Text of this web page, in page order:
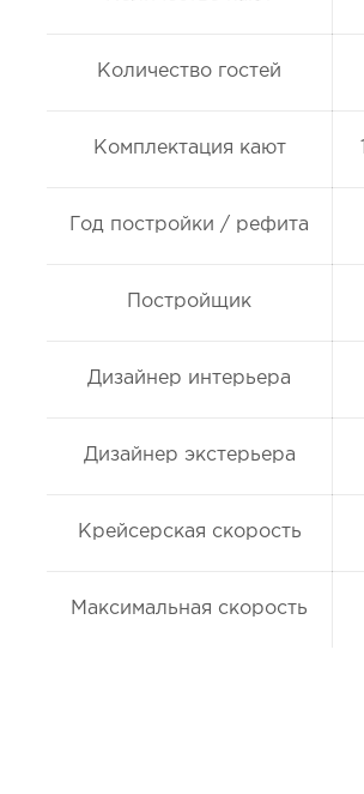
Количество гостей
Комплектация кают
Год постройки / рефита
Постройщик
Дизайнер интерьера
Дизайнер экстерьера
Крейсерская скорость
Максимальная скорость